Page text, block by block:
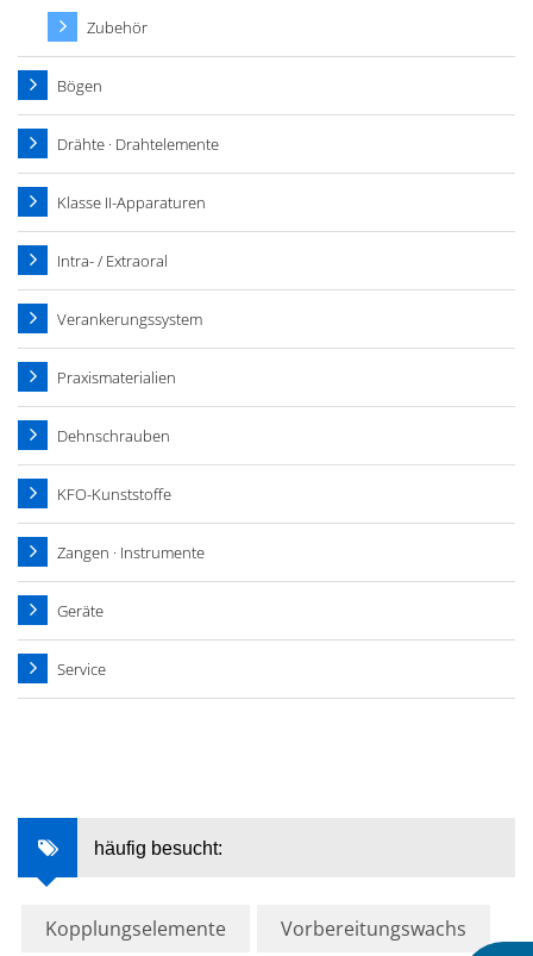
Zubehör
Bögen
Drähte · Drahtelemente
Klasse II-Apparaturen
Intra- / Extraoral
Verankerungssystem
Praxismaterialien
Dehnschrauben
KFO-Kunststoffe
Zangen · Instrumente
Geräte
Service
häufig besucht:
Kopplungselemente Vorbereitungswachs